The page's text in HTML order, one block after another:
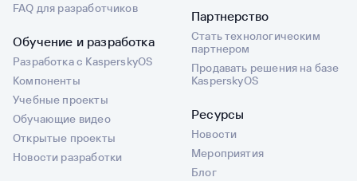
FAQ для разработчиков
Обучение и разработка
Разработка с KasperskyOS
Компоненты
Учебные проекты
Обучающие видео
Открытые проекты
Новости разработки
Партнерство
Стать технологическим
партнером
Продавать решения на базе
KasperskyOS
Ресурсы
Новости
Мероприятия
Блог